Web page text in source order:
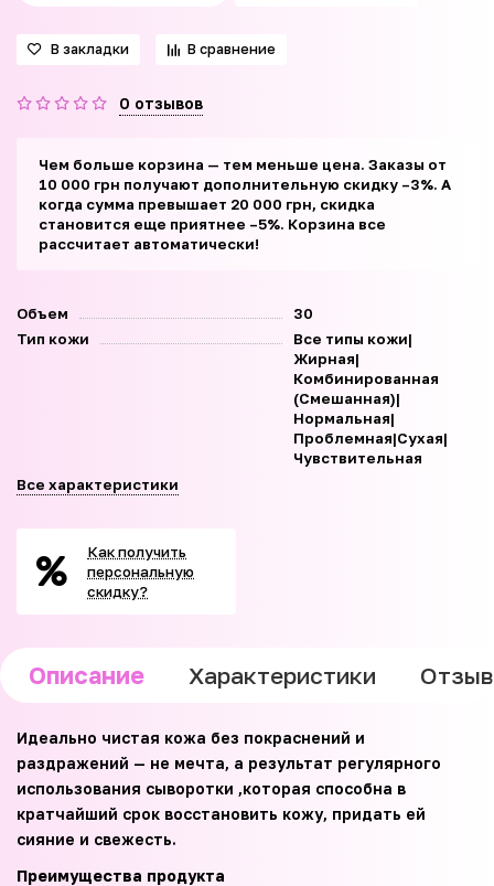
В закладки В сравнение
0 отзывов
Чем больше корзина — тем меньше цена. Заказы от
10 000 грн получают дополнительную скидку –3%. А
когда сумма превышает 20 000 грн, скидка
становится еще приятнее –5%. Корзина все
рассчитает автоматически!
Объем
30
Тип кожи
Все типы кожи|
Жирная|
Комбинированная
(Смешанная)|
Нормальная|
Проблемная|Сухая|
Чувствительная
Все характеристики
Как получить
персональную
скидку?
Описание Характеристики
Идеально чистая кожа без покраснений и
раздражений — не мечта, а результат регулярного
использования сыворотки ,которая способна в
кратчайший срок восстановить кожу, придать ей
сияние и свежесть.
Преимущества продукта